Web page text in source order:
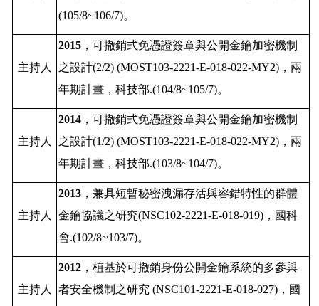
(105/8~106/7)。
主持人
2015 ， 可撤銷式免憑證簽章與公開金鑰加密機制
之設計(2/2) (MOST103-2221-E-018-022-MY2) ，兩
年期計畫 ，科技部.(104/8~105/7)。
主持人
2014 ， 可撤銷式免憑證簽章與公開金鑰加密機制
之設計(1/2) (MOST103-2221-E-018-022-MY2) ，兩
年期計畫 ，科技部.(103/8~104/7)。
主持人
2013 ，兼具短暫秘密洩漏存活與容錯特性的群體
金鑰協議之研究(NSC102-2221-E-018-019) ，國科
會.(102/8~103/7)。
主持人
2012 ，植基於可撤銷身份公開金鑰系統的多參與
者安全機制之研究 (NSC101-2221-E-018-027) ，國